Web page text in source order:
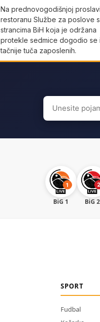
Na prednovogodišnjoj
restoranu Službe za poslove
strancima BiH koja je održana
protekle sedmice dogodio se
tačnije tuča zaposlenih.
Search
for:
BiG 1 BiG 2
SPORT
Fudbal